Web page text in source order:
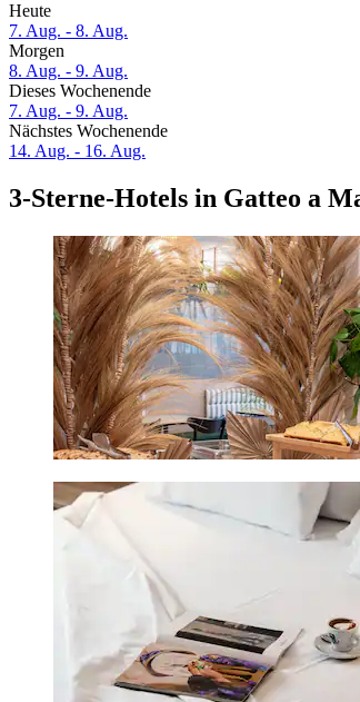
Heute
7. Aug. - 8. Aug.
Morgen
8. Aug. - 9. Aug.
Dieses Wochenende
7. Aug. - 9. Aug.
Nächstes Wochenende
14. Aug. - 16. Aug.
3-Sterne-Hotels in Gatteo a